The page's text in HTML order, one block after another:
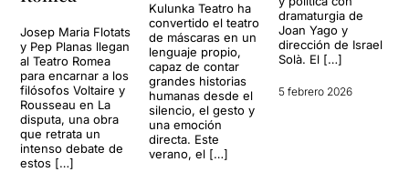
Josep Maria Flotats
y Pep Planas llegan
al Teatro Romea
para encarnar a los
filósofos Voltaire y
Rousseau en La
disputa, una obra
que retrata un
intenso debate de
estos […]
Kulunka Teatro ha
convertido el teatro
de máscaras en un
lenguaje propio,
capaz de contar
grandes historias
humanas desde el
silencio, el gesto y
una emoción
directa. Este
verano, el […]
dramaturgia de
Joan Yago y
dirección de Israel
Solà. El […]
5 febrero 2026